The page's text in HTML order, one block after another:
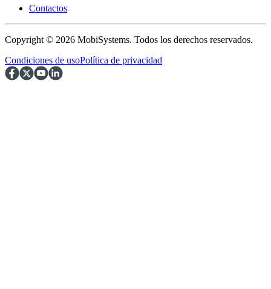
Contactos
Copyright © 2026 MobiSystems. Todos los derechos reservados.
Condiciones de usoPolítica de privacidad